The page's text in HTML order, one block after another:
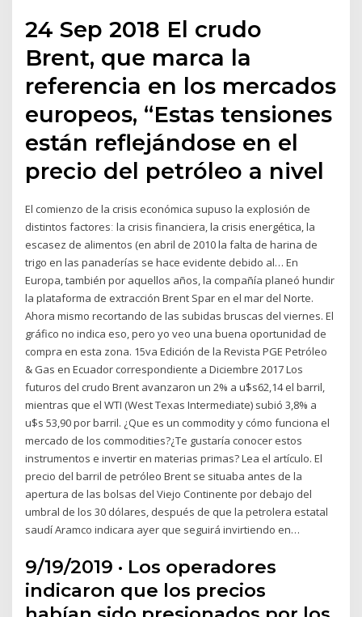
24 Sep 2018 El crudo
Brent, que marca la
referencia en los mercados
europeos, “Estas tensiones
están reflejándose en el
precio del petróleo a nivel
El comienzo de la crisis económica supuso la explosión de
distintos factoresː la crisis financiera, la crisis energética, la
escasez de alimentos (en abril de 2010 la falta de harina de
trigo en las panaderías se hace evidente debido al… En
Europa, también por aquellos años, la compañía planeó hundir
la plataforma de extracción Brent Spar en el mar del Norte.
Ahora mismo recortando de las subidas bruscas del viernes. El
gráfico no indica eso, pero yo veo una buena oportunidad de
compra en esta zona. 15va Edición de la Revista PGE Petróleo
& Gas en Ecuador correspondiente a Diciembre 2017 Los
futuros del crudo Brent avanzaron un 2% a u$s62,14 el barril,
mientras que el WTI (West Texas Intermediate) subió 3,8% a
u$s 53,90 por barril. ¿Que es un commodity y cómo funciona el
mercado de los commodities?¿Te gustaría conocer estos
instrumentos e invertir en materias primas? Lea el artículo. El
precio del barril de petróleo Brent se situaba antes de la
apertura de las bolsas del Viejo Continente por debajo del
umbral de los 30 dólares, después de que la petrolera estatal
saudí Aramco indicara ayer que seguirá invirtiendo en…
9/19/2019 · Los operadores
indicaron que los precios